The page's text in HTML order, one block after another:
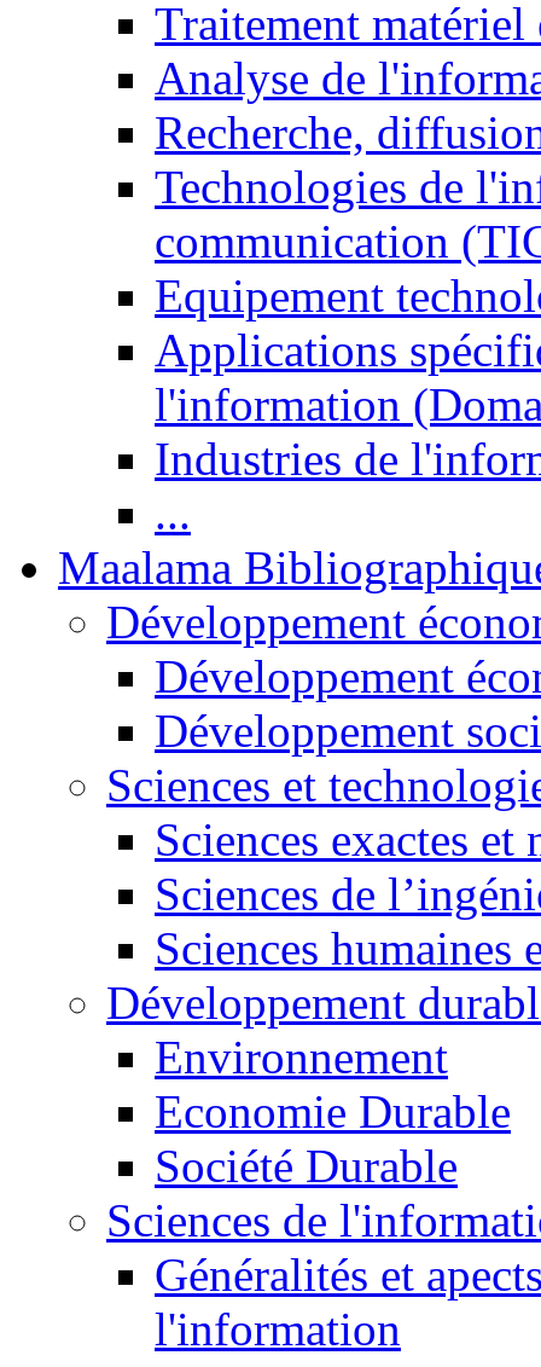
Traitement matériel
Analyse de
Recherche,
Technologies de
communication
Equipement
Applications
l'information
Industries de
...
Maalama
Développement
Développement
Développement
Sciences et
Sciences exactes et
Sciences de
Sciences humaines
Développement
Environnement
Economie Durable
Société Durable
Sciences de
Généralités et
l'information